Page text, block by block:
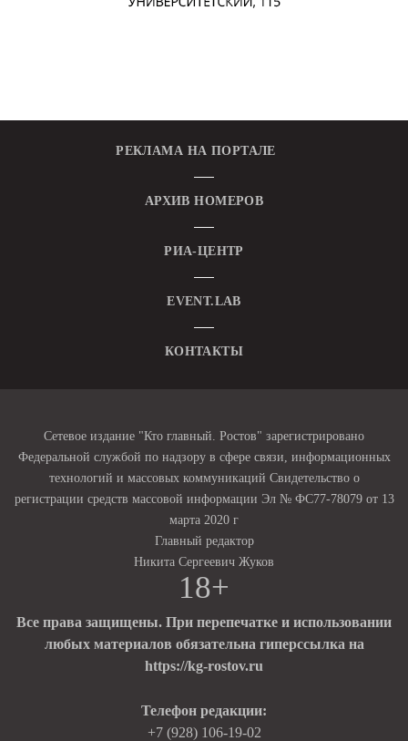
РЕКЛАМА НА ПОРТАЛЕ
АРХИВ НОМЕРОВ
РИА-ЦЕНТР
EVENT.LAB
КОНТАКТЫ
Сетевое издание "Кто главный. Ростов" зарегистрировано
Федеральной службой по надзору в сфере связи, информационных
технологий и массовых коммуникаций Свидетельство о
регистрации средств массовой информации Эл № ФС77-78079 от 13
марта 2020 г
Главный редактор
Никита Сергеевич Жуков
18+
Все права защищены. При перепечатке и использовании
любых материалов обязательна гиперссылка на
https://kg-rostov.ru
Телефон редакции:
+7 (928) 106-19-02